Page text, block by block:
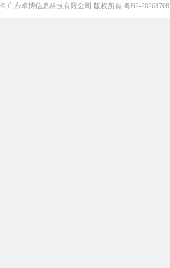
© 广东卓博信息科技有限公司 版权所有 粤B2-20261708